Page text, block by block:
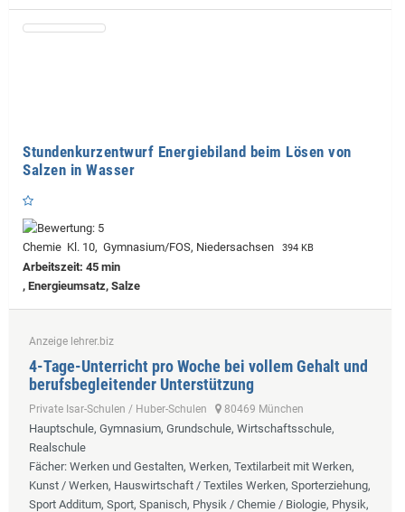
Stundenkurzentwurf Energiebiland beim Lösen von
Salzen in Wasser
Chemie Kl. 10, Gymnasium/FOS, Niedersachsen 394 KB
Arbeitszeit: 45 min
, Energieumsatz, Salze
Anzeige lehrer.biz
4-Tage-Unterricht pro Woche bei vollem Gehalt und
berufsbegleitender Unterstützung
Private Isar-Schulen / Huber-Schulen 80469 München
Hauptschule, Gymnasium, Grundschule, Wirtschaftsschule,
Realschule
Fächer: Werken und Gestalten, Werken, Textilarbeit mit Werken,
Kunst / Werken, Hauswirtschaft / Textiles Werken, Sporterziehung,
Sport Additum, Sport, Spanisch, Physik / Chemie / Biologie, Physik,